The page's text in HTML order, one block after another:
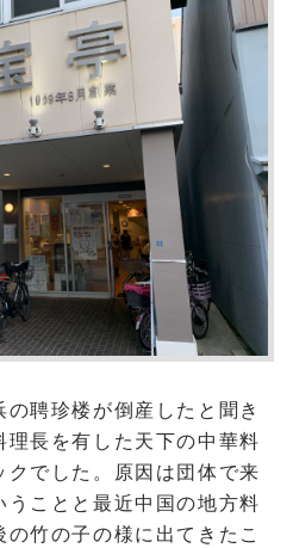
聘珍楼が倒産したと聞き
長を有した天下の中華料
でした。原因は団体で来
ことと最近中国の地方料
竹の子の様に出てきたこ